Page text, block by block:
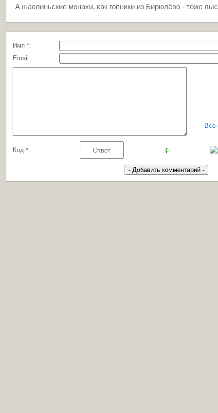
А шаолиньские монахи, как гопники из Бирюлёво - тоже
Имя *:
Email:
Все
Код *: